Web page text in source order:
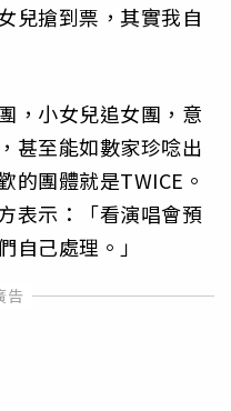
兒搶到票，其實我自
，小女兒追女團，意
甚至能如數家珍唸出
的團體就是TWICE。
表示：「看演唱會預
自己處理。」